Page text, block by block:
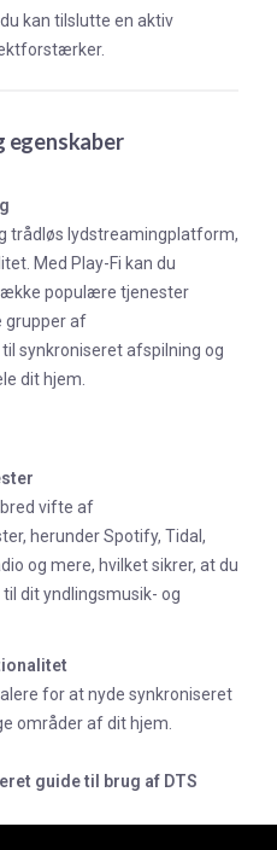
kan tilslutte en aktiv
egenskaber
trådløs lydstreamingplatform,
Med Play-Fi kan du
populære tjenester
grupper af
synkroniseret afspilning og
dit hjem.
bred vifte af
herunder Spotify, Tidal,
og mere, hvilket sikrer, at du
dit yndlingsmusik- og
for at nyde synkroniseret
områder af dit hjem.
guide til brug af DTS